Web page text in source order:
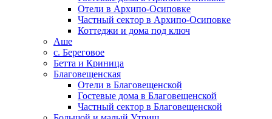
Отели в Архипо-Осиповке
Частный сектор в Архипо-Осиповке
Коттеджи и дома под ключ
Аше
с. Береговое
Бетта и Криница
Благовещенская
Отели в Благовещенской
Гостевые дома в Благовещенской
Частный сектор в Благовещенской